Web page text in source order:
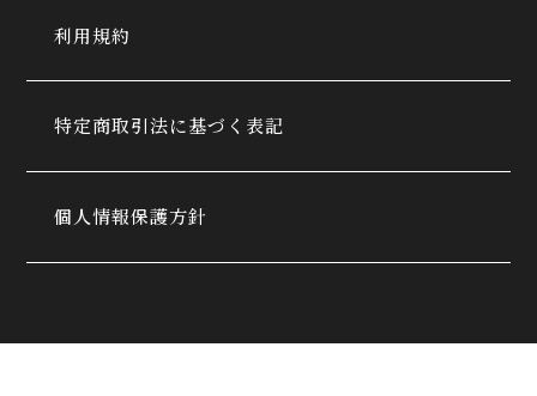
利用規約
特定商取引法に基づく表記
個人情報保護方針